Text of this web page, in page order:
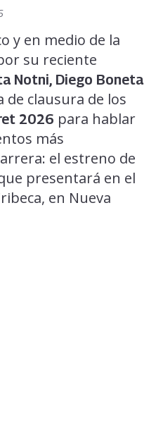
y en medio de la
su reciente
Notni, Diego Boneta
de clausura de los
2026 para hablar
más
el estreno de
presentará en el
en Nueva